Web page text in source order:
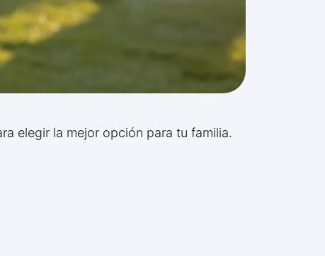
elegir la mejor opción para tu familia.